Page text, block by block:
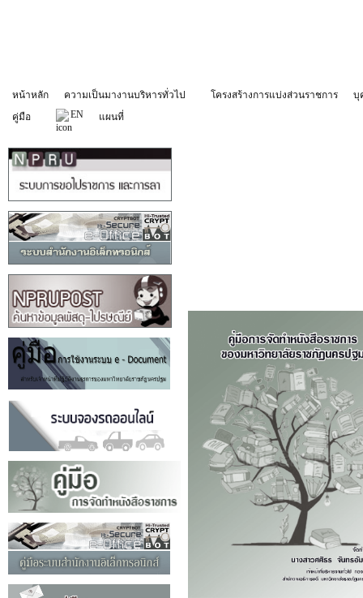
หน้าหลัก ความเป็นมางานบริหารทั่วไป โครงสร้างการแบ่งส่วนราชการ
บุ
คู่มือ
EN แผนที่